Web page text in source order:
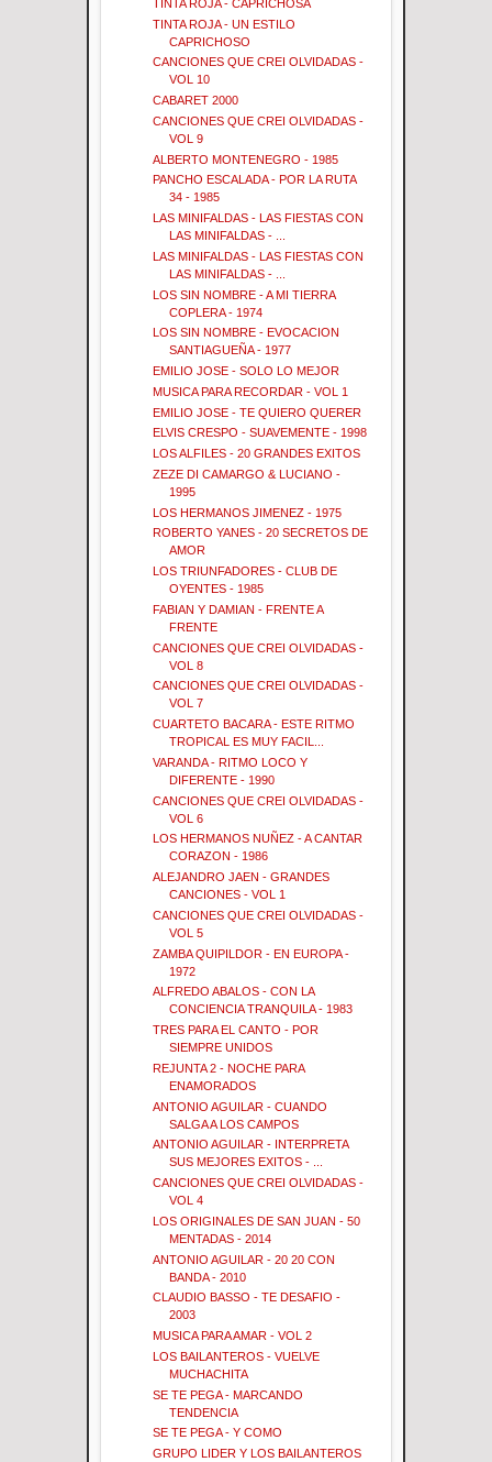
TINTA ROJA - CAPRICHOSA
TINTA ROJA - UN ESTILO
CAPRICHOSO
CANCIONES QUE CREI OLVIDADAS -
VOL 10
CABARET 2000
CANCIONES QUE CREI OLVIDADAS -
VOL 9
ALBERTO MONTENEGRO - 1985
PANCHO ESCALADA - POR LA RUTA
34 - 1985
LAS MINIFALDAS - LAS FIESTAS CON
LAS MINIFALDAS - ...
LAS MINIFALDAS - LAS FIESTAS CON
LAS MINIFALDAS - ...
LOS SIN NOMBRE - A MI TIERRA
COPLERA - 1974
LOS SIN NOMBRE - EVOCACION
SANTIAGUEÑA - 1977
EMILIO JOSE - SOLO LO MEJOR
MUSICA PARA RECORDAR - VOL 1
EMILIO JOSE - TE QUIERO QUERER
ELVIS CRESPO - SUAVEMENTE - 1998
LOS ALFILES - 20 GRANDES EXITOS
ZEZE DI CAMARGO & LUCIANO -
1995
LOS HERMANOS JIMENEZ - 1975
ROBERTO YANES - 20 SECRETOS DE
AMOR
LOS TRIUNFADORES - CLUB DE
OYENTES - 1985
FABIAN Y DAMIAN - FRENTE A
FRENTE
CANCIONES QUE CREI OLVIDADAS -
VOL 8
CANCIONES QUE CREI OLVIDADAS -
VOL 7
CUARTETO BACARA - ESTE RITMO
TROPICAL ES MUY FACIL...
VARANDA - RITMO LOCO Y
DIFERENTE - 1990
CANCIONES QUE CREI OLVIDADAS -
VOL 6
LOS HERMANOS NUÑEZ - A CANTAR
CORAZON - 1986
ALEJANDRO JAEN - GRANDES
CANCIONES - VOL 1
CANCIONES QUE CREI OLVIDADAS -
VOL 5
ZAMBA QUIPILDOR - EN EUROPA -
1972
ALFREDO ABALOS - CON LA
CONCIENCIA TRANQUILA - 1983
TRES PARA EL CANTO - POR
SIEMPRE UNIDOS
REJUNTA 2 - NOCHE PARA
ENAMORADOS
ANTONIO AGUILAR - CUANDO
SALGA A LOS CAMPOS
ANTONIO AGUILAR - INTERPRETA
SUS MEJORES EXITOS - ...
CANCIONES QUE CREI OLVIDADAS -
VOL 4
LOS ORIGINALES DE SAN JUAN - 50
MENTADAS - 2014
ANTONIO AGUILAR - 20 20 CON
BANDA - 2010
CLAUDIO BASSO - TE DESAFIO -
2003
MUSICA PARA AMAR - VOL 2
LOS BAILANTEROS - VUELVE
MUCHACHITA
SE TE PEGA - MARCANDO
TENDENCIA
SE TE PEGA - Y COMO
GRUPO LIDER Y LOS BAILANTEROS